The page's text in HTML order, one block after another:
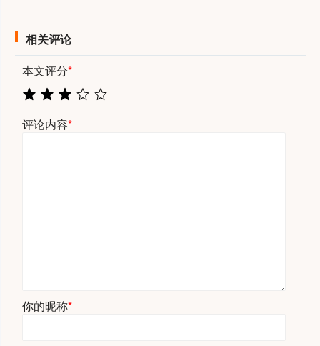
相关评论
本文评分*
评论内容*
你的昵称*